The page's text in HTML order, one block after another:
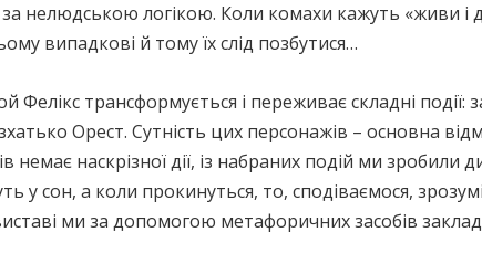
за нелюдською логікою. Коли комахи кажуть «живи
випадкові й тому їх слід позбутися…
трансформується і переживає складні
Орест. Сутність цих персонажів – основна
немає наскрізної дії, із набраних подій ми зробили
у сон, а коли прокинуться, то, сподіваємося,
ми за допомогою метафоричних засобів